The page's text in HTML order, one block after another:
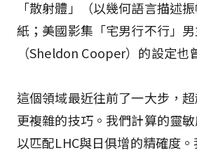
「散射體」（以幾何語言描述
紙；美國影集「宅男行不行」
（Sheldon Cooper）的設定也
這個領域最近往前了一大步，
更複雜的技巧。我們計算的靈
以匹配LHC與日俱增的精確度